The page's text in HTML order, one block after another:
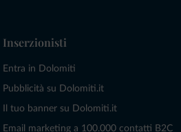
Inserzionisti
Entra in Dolomiti
Pubblicità su Dolomiti.it
Il tuo banner su Dolomiti.it
Email marketing a 100.000 contatti B2C